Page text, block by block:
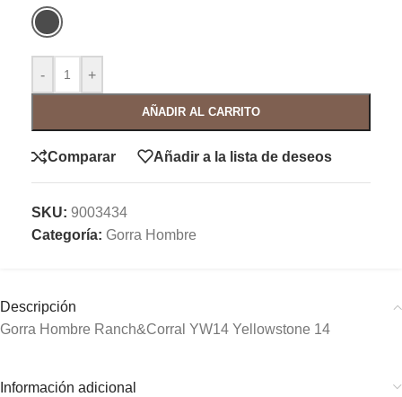
- +
AÑADIR AL CARRITO
Comparar Añadir a la lista de deseos
SKU: 9003434
Categoría: Gorra Hombre
Descripción
Gorra Hombre Ranch&Corral YW14 Yellowstone 14
Información adicional